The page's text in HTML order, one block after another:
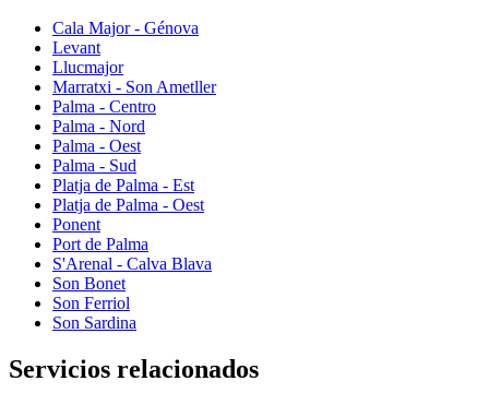
Cala Major - Génova
Levant
Llucmajor
Marratxi - Son Ametller
Palma - Centro
Palma - Nord
Palma - Oest
Palma - Sud
Platja de Palma - Est
Platja de Palma - Oest
Ponent
Port de Palma
S'Arenal - Calva Blava
Son Bonet
Son Ferriol
Son Sardina
Servicios relacionados